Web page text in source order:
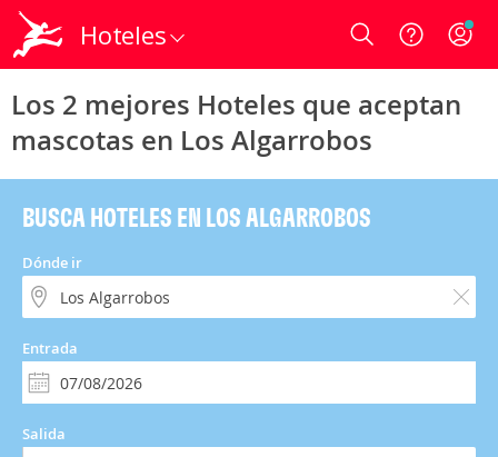
Hoteles Login
Los 2 mejores Hoteles que aceptan
mascotas en Los Algarrobos
BUSCA HOTELES EN LOS ALGARROBOS
Dónde ir
Entrada
Salida